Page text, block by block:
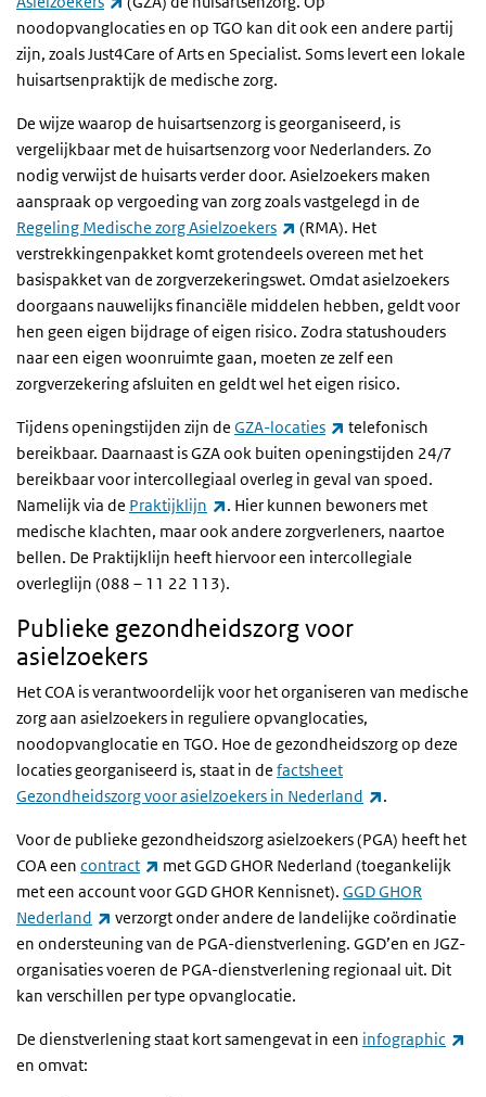
noodopvanglocaties en op TGO kan dit ook een andere partij
zijn, zoals Just4Care of Arts en Specialist. Soms levert een lokale
huisartsenpraktijk de medische zorg.
De wijze waarop de huisartsenzorg is georganiseerd, is
vergelijkbaar met de huisartsenzorg voor Nederlanders. Zo
nodig verwijst de huisarts verder door. Asielzoekers maken
aanspraak op vergoeding van zorg zoals vastgelegd in de
Regeling Medische zorg Asielzoekers
(externe link)
(RMA). Het
verstrekkingenpakket komt grotendeels overeen met het
basispakket van de zorgverzekeringswet. Omdat asielzoekers
doorgaans nauwelijks financiële middelen hebben, geldt voor
hen geen eigen bijdrage of eigen risico. Zodra statushouders
naar een eigen woonruimte gaan, moeten ze zelf een
zorgverzekering afsluiten en geldt wel het eigen risico.
Tijdens openingstijden zijn de GZA-locaties (externe link)
telefonisch
bereikbaar. Daarnaast is GZA ook buiten openingstijden 24/7
bereikbaar voor intercollegiaal overleg in geval van spoed.
Namelijk via de Praktijklijn (externe link)
. Hier kunnen bewoners met
medische klachten, maar ook andere zorgverleners, naartoe
bellen. De Praktijklijn heeft hiervoor een intercollegiale
overleglijn (088 – 11 22 113).
Publieke gezondheidszorg voor
asielzoekers
Het COA is verantwoordelijk voor het organiseren van medische
zorg aan asielzoekers in reguliere opvanglocaties,
noodopvanglocatie en TGO. Hoe de gezondheidszorg op deze
locaties georganiseerd is, staat in de factsheet
Gezondheidszorg voor asielzoekers in Nederland
(externe link)
.
Voor de publieke gezondheidszorg asielzoekers (PGA) heeft het
COA een contract (externe link)
met GGD GHOR Nederland (toegankelijk
met een account voor GGD GHOR Kennisnet). GGD GHOR
Nederland
(externe link)
verzorgt onder andere de landelijke coördinatie
en ondersteuning van de PGA-dienstverlening. GGD’en en JGZ-
organisaties voeren de PGA-dienstverlening regionaal uit. Dit
kan verschillen per type opvanglocatie.
De dienstverlening staat kort samengevat in een infographic
en omvat: